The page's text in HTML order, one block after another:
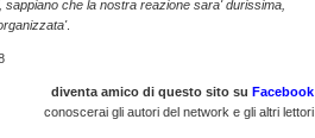
sappiano che la nostra reazione sara' durissima,
.
diventa amico di questo sito su Facebook
conoscerai gli autori del network e gli altri lettori